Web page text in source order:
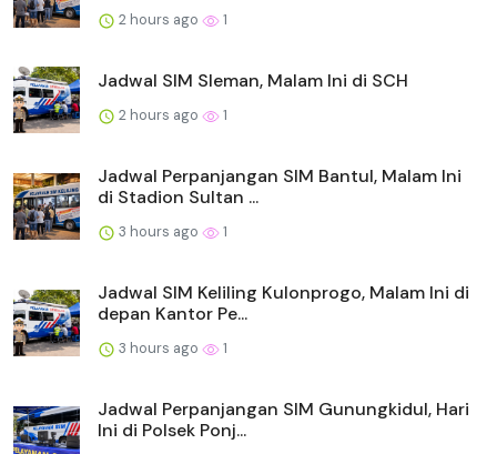
2 hours ago 1
Jadwal SIM Sleman, Malam Ini di SCH
2 hours ago 1
Jadwal Perpanjangan SIM Bantul, Malam Ini
di Stadion Sultan ...
3 hours ago 1
Jadwal SIM Keliling Kulonprogo, Malam Ini di
depan Kantor Pe...
3 hours ago 1
Jadwal Perpanjangan SIM Gunungkidul, Hari
Ini di Polsek Ponj...